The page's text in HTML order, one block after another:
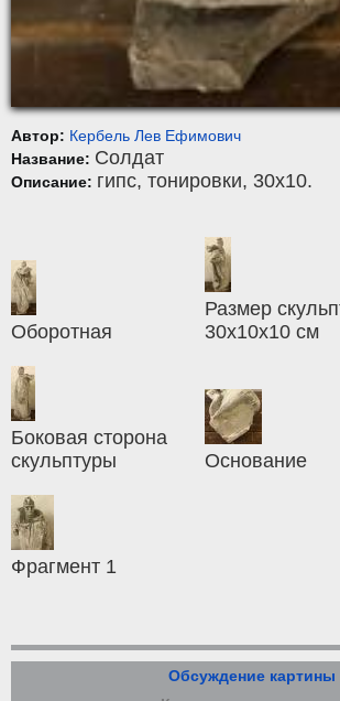
Автор: Кербель Лев Ефимович
Название: Солдат
Описание: гипс, тонировки, 30x10.
Оборотная
Размер
30х10х10 см
Боковая сторона
скульптуры
Основание
Фрагмент 1
Обсуждение картины